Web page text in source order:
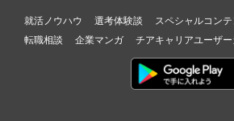
就活ノウハウ 選考体験談 スペシャルコンテ
転職相談
企業マンガ チアキャリアユーザー